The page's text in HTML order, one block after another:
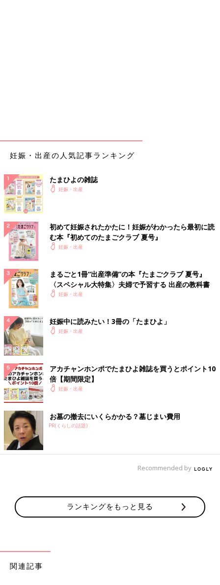
【昭】を使った赤ちゃんの名前例
【昭】を使った女の子の名前例
昭予（あきよ）
昭香（はるか）
【昭】を使った男の子の名前例
昭（あきら）
昭太（しょうた）
智昭（ともあき）
※2025年に施行された改正戸籍法により、漢字本来の読みにはな
もあります。
出生届を提出する際、上記に留意して名前を考えましょう。
※この記事には、たまひよ読者の名づけ過去例として、”当て
字”を使用した名前も取り扱っています。
たまひよの名前事典
ジ」など、重視したいポイントごとに詳しく解説。さらに、豊富
な名前の実例も掲載し、名づけに必要な情報をこの一冊に凝縮し
妊娠・出産の人気記事ランキング
たまひよの雑誌
妊娠・出産
初めて妊娠されたかたに！妊娠がわかったら最初に読
む本『初めてのたまごクラブ 夏号』
妊娠・出産
まるごと1冊“出産準備”の本『たまごクラブ 夏号』
〈スペシャル大特集〉夫婦で予習する 出産の教科書
妊娠・出産
妊娠中に読みたい！3冊の「たまひよ」
妊娠・出産
アカチャンホンポでたまひよ雑誌を買うとポイント10
倍【期間限定】
妊娠・出産
お墓の撤去にいくらかかる？墓じまい費用
PR(くらしの話題)
Recommended by
ランキングをもっと見る
関連記事